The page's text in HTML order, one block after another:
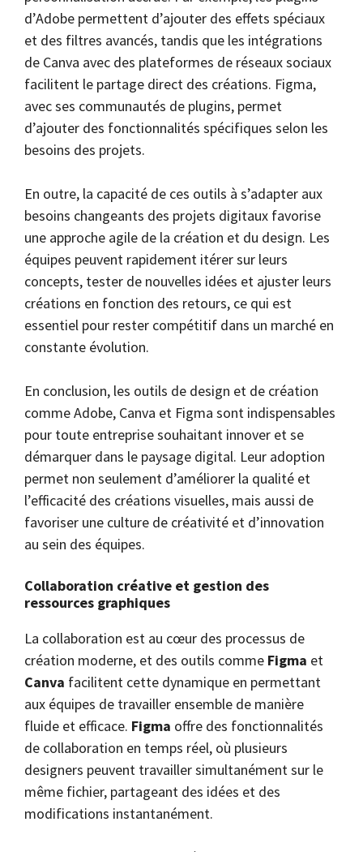
d’Adobe permettent d’ajouter des effets spéciaux
et des filtres avancés, tandis que les intégrations
de Canva avec des plateformes de réseaux sociaux
facilitent le partage direct des créations. Figma,
avec ses communautés de plugins, permet
d’ajouter des fonctionnalités spécifiques selon les
besoins des projets.
En outre, la capacité de ces outils à s’adapter aux
besoins changeants des projets digitaux favorise
une approche agile de la création et du design. Les
équipes peuvent rapidement itérer sur leurs
concepts, tester de nouvelles idées et ajuster leurs
créations en fonction des retours, ce qui est
essentiel pour rester compétitif dans un marché en
constante évolution.
En conclusion, les outils de design et de création
comme Adobe, Canva et Figma sont indispensables
pour toute entreprise souhaitant innover et se
démarquer dans le paysage digital. Leur adoption
permet non seulement d’améliorer la qualité et
l’efficacité des créations visuelles, mais aussi de
favoriser une culture de créativité et d’innovation
au sein des équipes.
Collaboration créative et gestion des
ressources graphiques
La collaboration est au cœur des processus de
création moderne, et des outils comme Figma et
Canva facilitent cette dynamique en permettant
aux équipes de travailler ensemble de manière
fluide et efficace. Figma offre des fonctionnalités
de collaboration en temps réel, où plusieurs
designers peuvent travailler simultanément sur le
même fichier, partageant des idées et des
modifications instantanément.